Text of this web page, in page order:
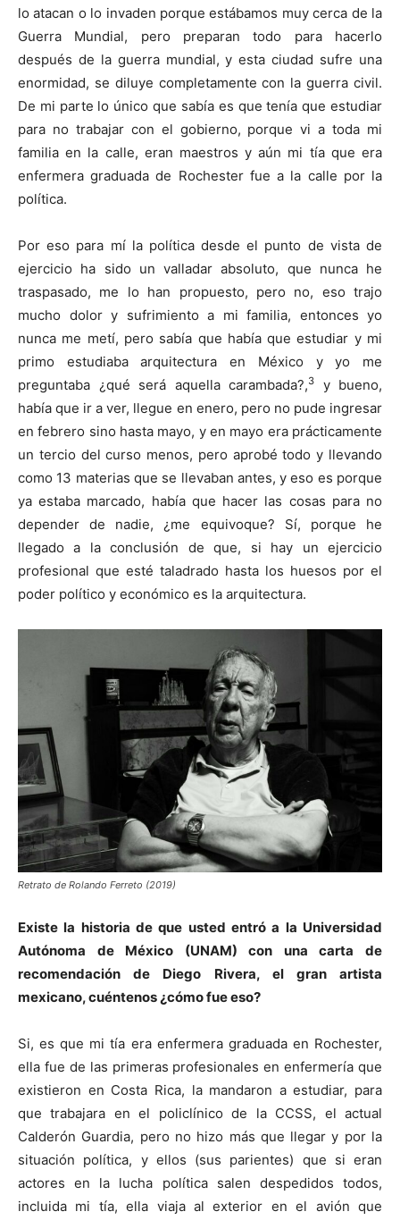
lo atacan o lo invaden porque estábamos muy cerca de la
Guerra Mundial, pero preparan todo para hacerlo
después de la guerra mundial, y esta ciudad sufre una
enormidad, se diluye completamente con la guerra civil.
De mi parte lo único que sabía es que tenía que estudiar
para no trabajar con el gobierno, porque vi a toda mi
familia en la calle, eran maestros y aún mi tía que era
enfermera graduada de Rochester fue a la calle por la
política.
Por eso para mí la política desde el punto de vista de
ejercicio ha sido un valladar absoluto, que nunca he
traspasado, me lo han propuesto, pero no, eso trajo
mucho dolor y sufrimiento a mi familia, entonces yo
nunca me metí, pero sabía que había que estudiar y mi
primo estudiaba arquitectura en México y yo me
preguntaba ¿qué será aquella carambada?,3
y bueno,
había que ir a ver, llegue en enero, pero no pude ingresar
en febrero sino hasta mayo, y en mayo era prácticamente
un tercio del curso menos, pero aprobé todo y llevando
como 13 materias que se llevaban antes, y eso es porque
ya estaba marcado, había que hacer las cosas para no
depender de nadie, ¿me equivoque? Sí, porque he
llegado a la conclusión de que, si hay un ejercicio
profesional que esté taladrado hasta los huesos por el
poder político y económico es la arquitectura.
Retrato de Rolando Ferreto (2019)
Existe la historia de que usted entró a la Universidad
Autónoma de México (UNAM) con una carta de
recomendación de Diego Rivera, el gran artista
mexicano, cuéntenos ¿cómo fue eso?
Si, es que mi tía era enfermera graduada en Rochester,
ella fue de las primeras profesionales en enfermería que
existieron en Costa Rica, la mandaron a estudiar, para
que trabajara en el policlínico de la CCSS, el actual
Calderón Guardia, pero no hizo más que llegar y por la
situación política, y ellos (sus parientes) que si eran
actores en la lucha política salen despedidos todos,
incluida mi tía, ella viaja al exterior en el avión que